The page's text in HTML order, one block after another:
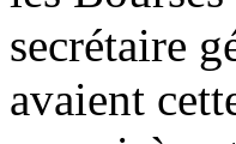
secrétaire
avaient